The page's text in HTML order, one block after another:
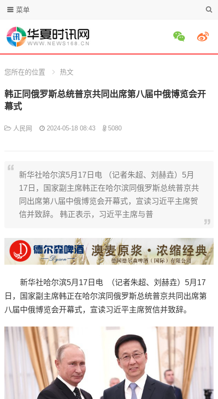
菜单
您所在的位置 热文
韩正同俄罗斯总统普京共同出席第八届中俄博览会开
幕式
人民网 2024-05-18 08:43 5080
新华社哈尔滨5月17日电 （记者朱超、刘赫垚）5月
17日，国家副主席韩正在哈尔滨同俄罗斯总统普京共
同出席第八届中俄博览会开幕式，宣读习近平主席贺
信并致辞。 韩正表示，习近平主席与普
新华社哈尔滨5月17日电 （记者朱超、刘赫垚）5月17
日，国家副主席韩正在哈尔滨同俄罗斯总统普京共同出席第
八届中俄博览会开幕式，宣读习近平主席贺信并致辞。